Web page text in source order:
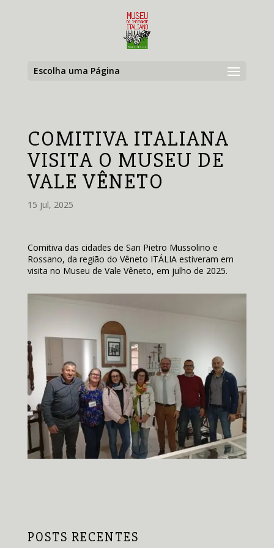
Escolha uma Página
COMITIVA ITALIANA
VISITA O MUSEU DE
VALE VÊNETO
15 jul, 2025
Comitiva das cidades de San Pietro Mussolino e
Rossano, da região do Vêneto ITÁLIA estiveram em
visita no Museu de Vale Vêneto, em julho de 2025.
POSTS RECENTES